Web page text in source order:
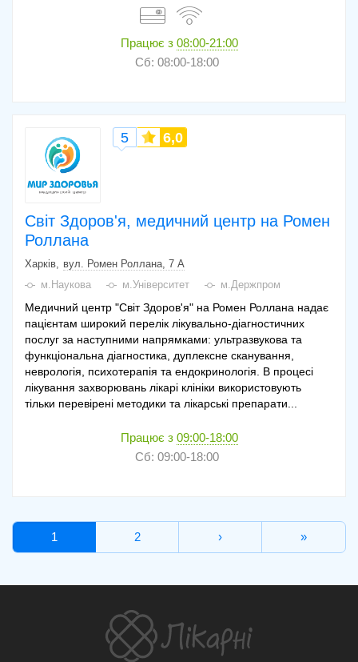
Працює з 08:00-21:00
Сб: 08:00-18:00
Світ Здоров'я, медичний центр на Ромен
Роллана
5 6,0
Харків
вул. Ромен Роллана, 7 А
м.Наукова
м.Університет м.Держпром
Медичний центр "Світ Здоров'я" на Ромен Роллана надає
пацієнтам широкий перелік лікувально-діагностичних
послуг за наступними напрямками: ультразвукова та
функціональна діагностика, дуплексне сканування,
неврологія, психотерапія та ендокринологія. В процесі
лікування захворювань лікарі клініки використовують
тільки перевірені методики та лікарські препарати...
Працює з 09:00-18:00
Сб: 09:00-18:00
1 2 › »